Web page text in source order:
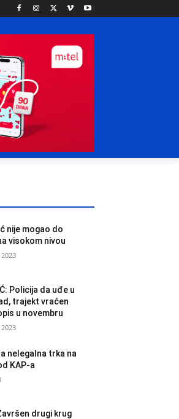
nije mogao do
visokom nivou
Policija da uđe u
trajekt vraćen
u novembru
nelegalna trka na
KAP-a
drugi krug